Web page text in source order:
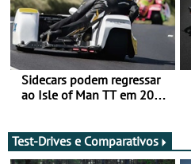
Sidecars podem regressar
ao Isle of Man TT em 2027
Test-Drives e Comparativos